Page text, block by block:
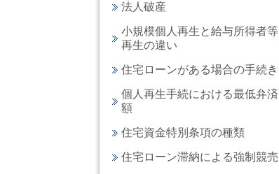
法人破産
小規模個人再生と給与所得者等
再生の違い
住宅ローンがある場合の手続き
個人再生手続における最低弁済
額
住宅資金特別条項の種類
住宅ローン滞納による強制競売